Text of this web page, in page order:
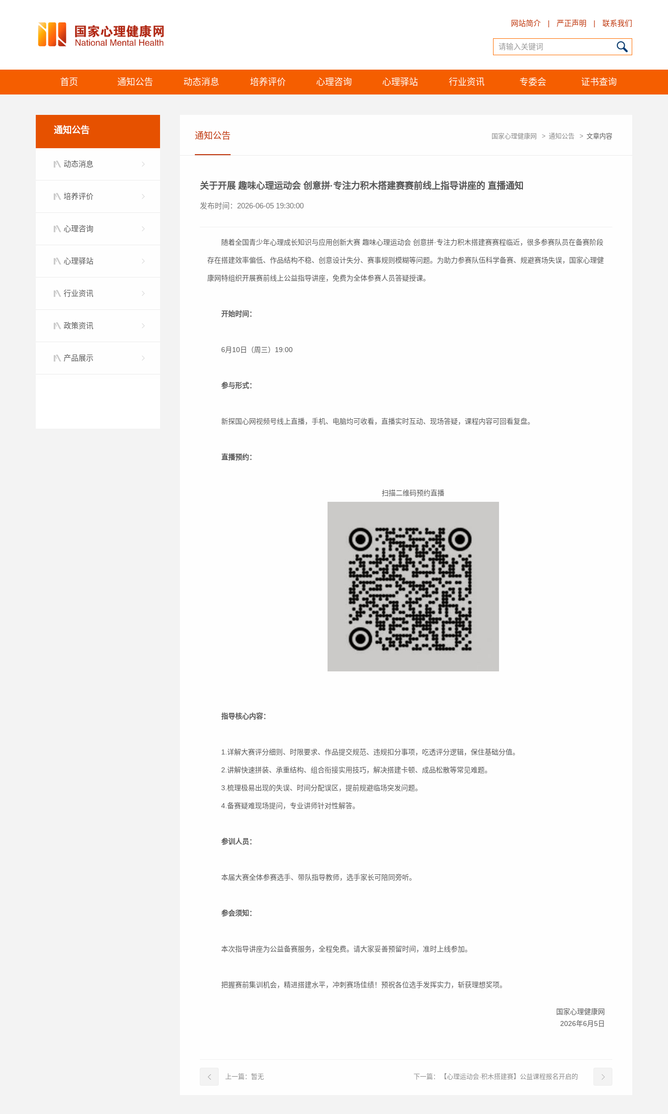
网站简介 | 严正声明 | 联系我们
首页 通知公告 动态消息 培养评价 心理咨询 心理驿站 行业资讯 专委会 证书查询
通知公告
动态消息
培养评价
心理咨询
心理驿站
行业资讯
政策资讯
产品展示
通知公告 国家心理健康网 > 通知公告 > 文章内容
关于开展 趣味心理运动会 创意拼·专注力积木搭建赛赛前线上指导讲座的 直播通知
发布时间：2026-06-05 19:30:00
随着全国青少年心理成长知识与应用创新大赛 趣味心理运动会 创意拼·专注力积木搭建赛赛程临近，很多参赛队员在备赛阶段
存在搭建效率偏低、作品结构不稳、创意设计失分、赛事规则模糊等问题。为助力参赛队伍科学备赛、规避赛场失误，国家心理健
康网特组织开展赛前线上公益指导讲座，免费为全体参赛人员答疑授课。
开始时间：
6月10日（周三）19:00
参与形式：
新探国心网视频号线上直播，手机、电脑均可收看，直播实时互动、现场答疑，课程内容可回看复盘。
直播预约：
扫描二维码预约直播
指导核心内容：
1.详解大赛评分细则、时限要求、作品提交规范、违规扣分事项，吃透评分逻辑，保住基础分值。
2.讲解快速拼装、承重结构、组合衔接实用技巧，解决搭建卡顿、成品松散等常见难题。
3.梳理极易出现的失误、时间分配误区，提前规避临场突发问题。
4.备赛疑难现场提问，专业讲师针对性解答。
参训人员：
本届大赛全体参赛选手、带队指导教师，选手家长可陪同旁听。
参会须知：
本次指导讲座为公益备赛服务，全程免费。请大家妥善预留时间，准时上线参加。
把握赛前集训机会，精进搭建水平，冲刺赛场佳绩！预祝各位选手发挥实力，斩获理想奖项。
国家心理健康网
2026年6月5日
上一篇： 暂无 下一篇： 【心理运动会·积木搭建赛】公益课程报名开启的